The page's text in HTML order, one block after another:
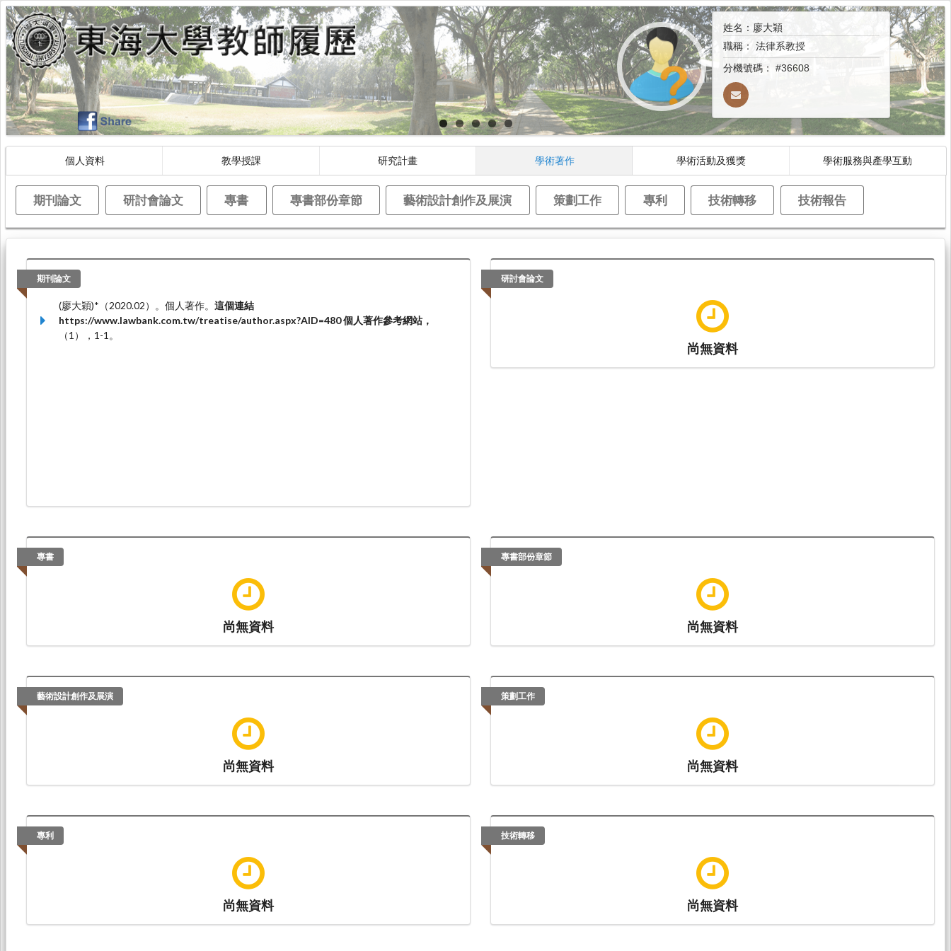
姓名：廖大穎
職稱： 法律系教授
分機號碼： #36608
個人資料 教學授課 研究計畫 學術著作 學術活動及獲獎 學術服務與產學互動
期刊論文 研討會論文 專書 專書部份章節 藝術設計創作及展演 策劃工作 專利 技術轉移 技術報告
期刊論文
(廖大穎)*（2020.02）。個人著作。 這個連結
https://www.lawbank.com.tw/treatise/author.aspx?AID=480 個人著作參考網站，
（1），1-1。
研討會論文
尚無資料
專書
尚無資料
專書部份章節
尚無資料
藝術設計創作及展演
尚無資料
策劃工作
尚無資料
專利
尚無資料
技術轉移
尚無資料